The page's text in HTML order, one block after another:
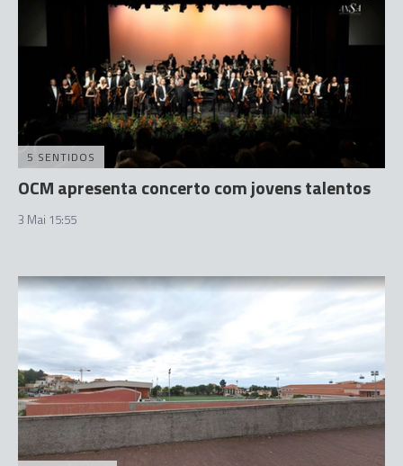
5 SENTIDOS
OCM apresenta concerto com jovens talentos
3 Mai 15:55